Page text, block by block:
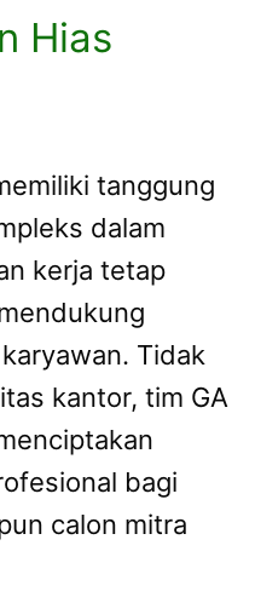
Hias
tanggung
dalam
kerja tetap
Tidak
kantor, tim GA
bagi
calon mitra